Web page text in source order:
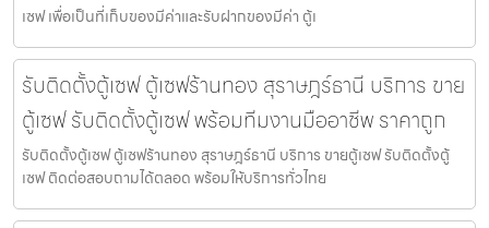
เซฟ เพื่อเป็นที่เก็บของมีค่าและรับฝากของมีค่า ตู้เ
รับติดตั้งตู้เซฟ ตู้เซฟร้านทอง สุราษฎร์ธานี บริการ ขาย
ตู้เซฟ รับติดตั้งตู้เซฟ พร้อมทีมงานมืออาชีพ ราคาถูก
รับติดตั้งตู้เซฟ ตู้เซฟร้านทอง สุราษฎร์ธานี บริการ ขายตู้เซฟ รับติดตั้งตู้
เซฟ ติดต่อสอบถามได้ตลอด พร้อมให้บริการทั่วไทย